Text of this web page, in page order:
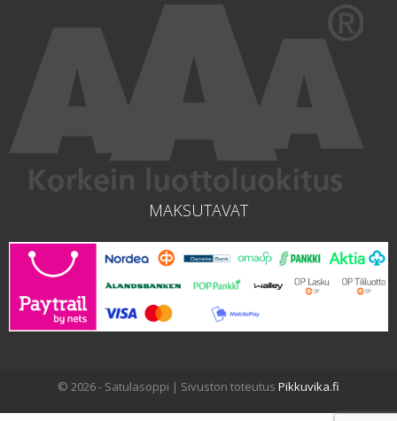
MAKSUTAVAT
© 2026 - Satulasoppi | Sivuston toteutus Pikkuvika.fi